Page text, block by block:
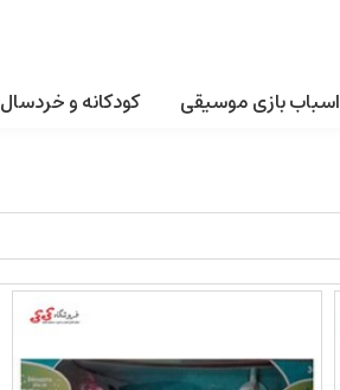
اسباب بازی موسیقی کودکانه و خردسال